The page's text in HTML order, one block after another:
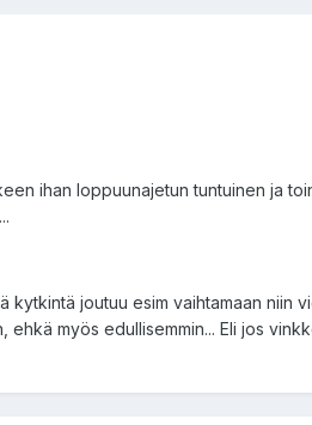
ihan loppuunajetun tuntuinen ja
joutuu esim vaihtamaan niin
myös edullisemmin... Eli jos